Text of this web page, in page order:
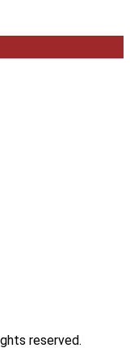
reserved.